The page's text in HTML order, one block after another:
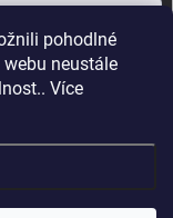
pohodlné
neustále
Více
osobních údajů